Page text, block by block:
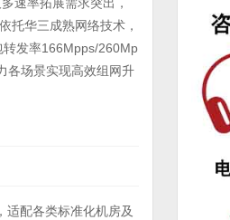
速率拓展需求突出，
依托华三成熟网络技术，
发率166Mpps/260Mp
各场景实现高效组网升
配各类标准化机房及